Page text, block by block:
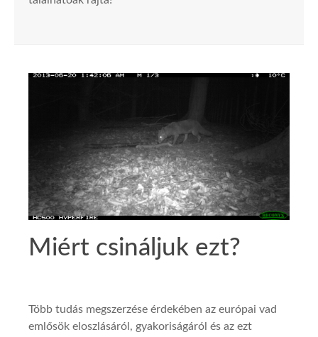
Miért csináljuk ezt?
Több tudás megszerzése érdekében az európai vad
emlősök eloszlásáról, gyakoriságáról és az ezt